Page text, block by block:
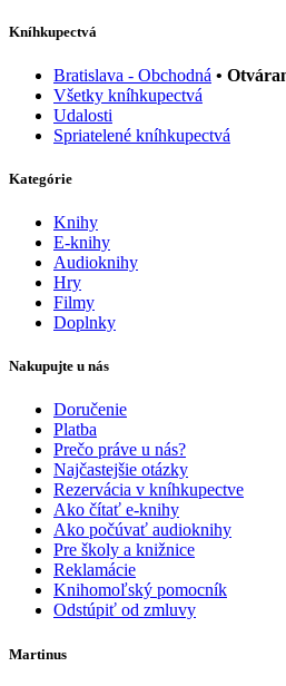
Kníhkupectvá
Bratislava - Obchodná •
Všetky kníhkupectvá
Udalosti
Spriatelené kníhkupectvá
Kategórie
Knihy
E-knihy
Audioknihy
Hry
Filmy
Doplnky
Nakupujte u nás
Doručenie
Platba
Prečo práve u nás?
Najčastejšie otázky
Rezervácia v kníhkupectve
Ako čítať e-knihy
Ako počúvať audioknihy
Pre školy a knižnice
Reklamácie
Knihomoľský pomocník
Odstúpiť od zmluvy
Martinus